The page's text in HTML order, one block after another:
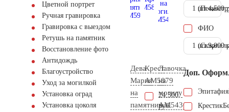
Цветной портрет
Ручная гравировка
Гравировка с выездом
Ретушь на памятник
Восстановление фото
Антидождь
Благоустройство
Уход за могилкой
Установка оград
Установка цоколя
Дева
Мария
на
памятник
Крест
AM5879
24.300
руб.
Лавочка
на
могилу
AM5436
1 шт.4.500
ФИО
1 шт.9.000
Доп.
Эпитафия
Крестик